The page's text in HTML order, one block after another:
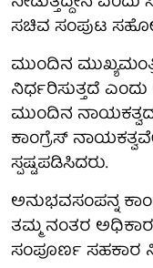
ಸಚಿವ ಸಂಪುಟ
ಮುಂದಿನ
ನಿರ್ಧರಿಸುತ್ತದೆ
ಮುಂದಿನ
ಕಾಂಗ್ರೆಸ್
ಸ್ಪಷ್ಟಪಡಿಸಿದರು.
ಅನುಭವಸಂಪನ್ನ
ತಮ್ಮ ನಂತರ
ಸಂಪೂರ್ಣ ಸಹಕಾರ